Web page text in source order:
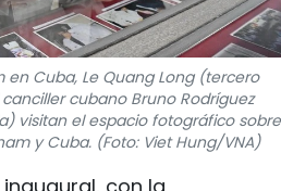
en Cuba, Le Quang Long (tercero
cubano Bruno Rodríguez
visitan el espacio fotográfico sobre
y Cuba. (Foto: Viet Hung/VNA)